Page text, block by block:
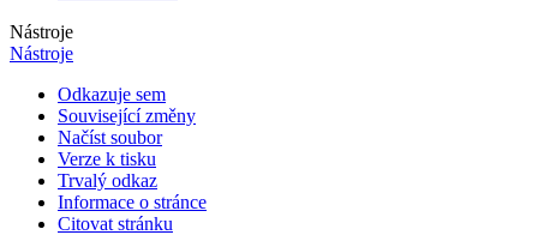
Nástroje
Nástroje
Odkazuje sem
Související změny
Načíst soubor
Verze k tisku
Trvalý odkaz
Informace o stránce
Citovat stránku